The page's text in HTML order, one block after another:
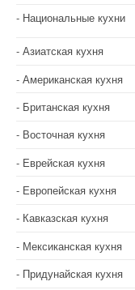
Национальные кухни
Азиатская кухня
Американская кухня
Британская кухня
Восточная кухня
Еврейская кухня
Европейская кухня
Кавказская кухня
Мексиканская кухня
Придунайская кухня